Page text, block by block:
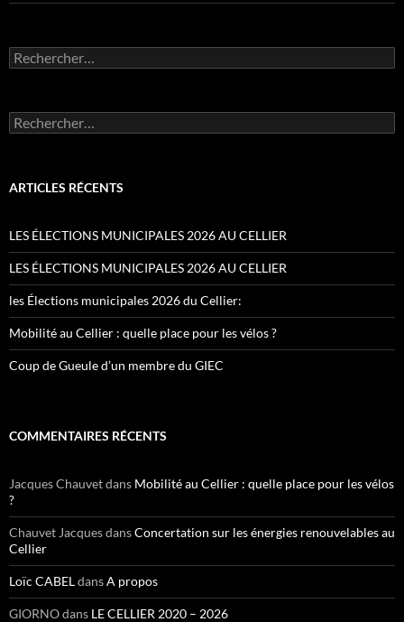
Rechercher :
Rechercher :
ARTICLES RÉCENTS
LES ÉLECTIONS MUNICIPALES 2026 AU CELLIER
LES ÉLECTIONS MUNICIPALES 2026 AU CELLIER
les Élections municipales 2026 du Cellier:
Mobilité au Cellier : quelle place pour les vélos ?
Coup de Gueule d’un membre du GIEC
COMMENTAIRES RÉCENTS
Jacques Chauvetdans Mobilité au Cellier : quelle place pour les vélos
?
Chauvet JacquesdansConcertation sur les énergies renouvelables au
Cellier
Loïc CABELdansA propos
GIORNOdans LE CELLIER 2020 – 2026